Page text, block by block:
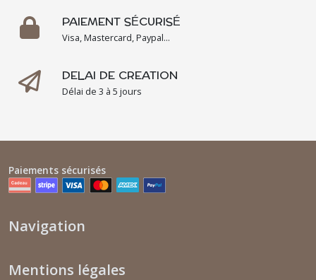
PAIEMENT SÉCURISÉ
Visa, Mastercard, Paypal...
DELAI DE CREATION
Délai de 3 à 5 jours
Paiements sécurisés
Navigation
Mentions légales